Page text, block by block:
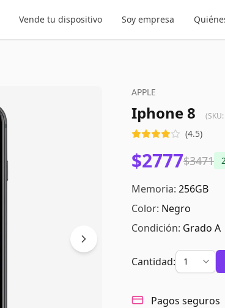
Vende tu dispositivo Soy empresa
APPLE
Iphone 8 (SKU:
(4.5)
$2777$3471
Memoria: 256GB
Color: Negro
Condición: Grado A
Cantidad:
Pagos seguros